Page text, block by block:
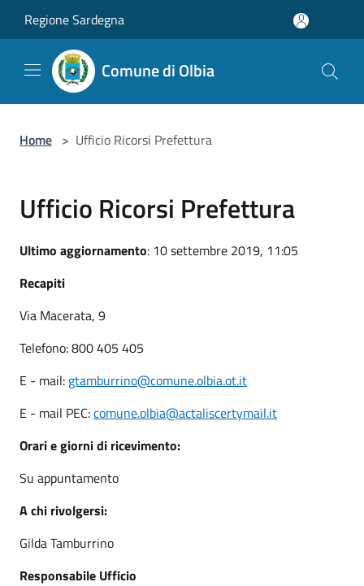
Regione Sardegna
Comune di Olbia
Home > Ufficio Ricorsi Prefettura
Ufficio Ricorsi Prefettura
Ultimo aggiornamento: 10 settembre 2019, 11:05
Recapiti
Via Macerata, 9
Telefono: 800 405 405
E - mail: gtamburrino@comune.olbia.ot.it
E - mail PEC:comune.olbia@actaliscertymail.it
Orari e giorni di ricevimento:
Su appuntamento
A chi rivolgersi:
Gilda Tamburrino
Responsabile Ufficio